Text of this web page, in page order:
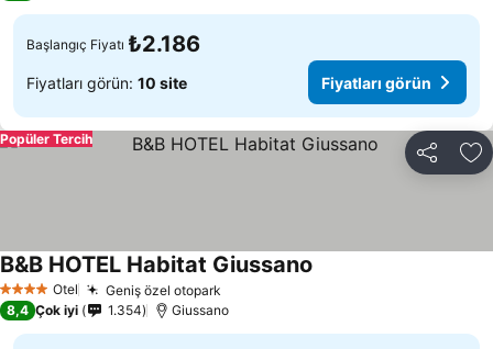
Başlangıç Fiyatı ₺2.186
Fiyatları görün: 10 site Fiyatları görün
Paylaş
Popüler Tercih
4 Yıldız Otel Geniş özel otopark
B&B HOTEL Habitat Giussano
8,4 Çok iyi 1.354 Giussano